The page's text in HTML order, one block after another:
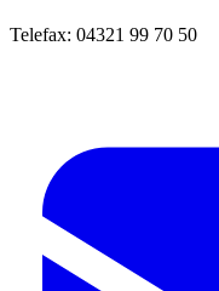
Telefax: 04321 99 70 50